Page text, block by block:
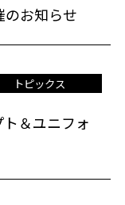
のお知らせ
トピックス
＆ユニフォ